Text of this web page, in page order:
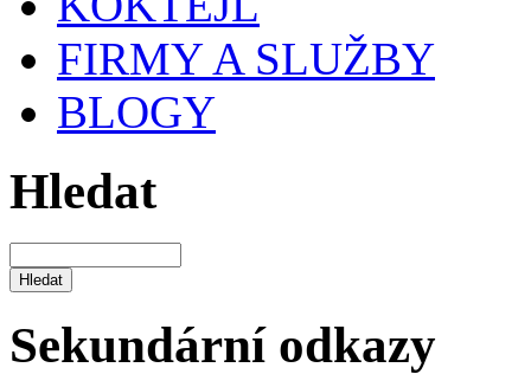
FIRMY A SLUŽBY
BLOGY
Hledat
Sekundární odkazy